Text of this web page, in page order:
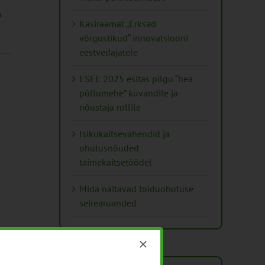
Käsiraamat „Erksad
võrgustikud“ innovatsiooni
eestvedajatele
ESEE 2025 esitas pilgu “hea
põllumehe” kuvandile ja
nõustaja rollile
Isikukaitsevahendid ja
ohutusnõuded
taimekaitsetöödel
Mida näitavad toiduohutuse
seirearuanded